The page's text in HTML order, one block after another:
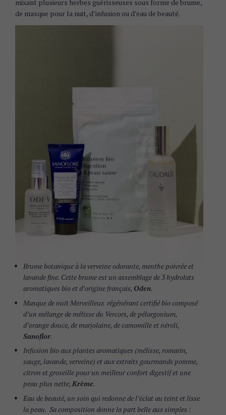
mixant plusieurs herbes guérisseuses sous forme de brume,
de masque pour la nuit, d’infusion ou d’eau de beauté.
Brume botanique à la verveine odorante, menthe poivrée et
lavande fine. Cette brume est un assemblage de 3 hydrolats
aromatiques bio et d’origine français, Oden.
Masque de nuit Merveilleux régénérant certifié bio composé
d’un mélange de mélisse du Vercors, de pélargonium,
d’orange douce, de marjolaine, de camomille et néroli,
Sanoflor.
Infusion bio aux plantes aromatiques (mélisse, romarin,
sauge, lavande, verveine) et aux extraits gourmands pomme,
citron et groseille pour un meilleur confort digestif et une
peau plus nette, Krème.
Eau de beauté, un soin qui redonne de l’éclat au teint et lisse
la peau. Sa composition donne la part belle aux simples :